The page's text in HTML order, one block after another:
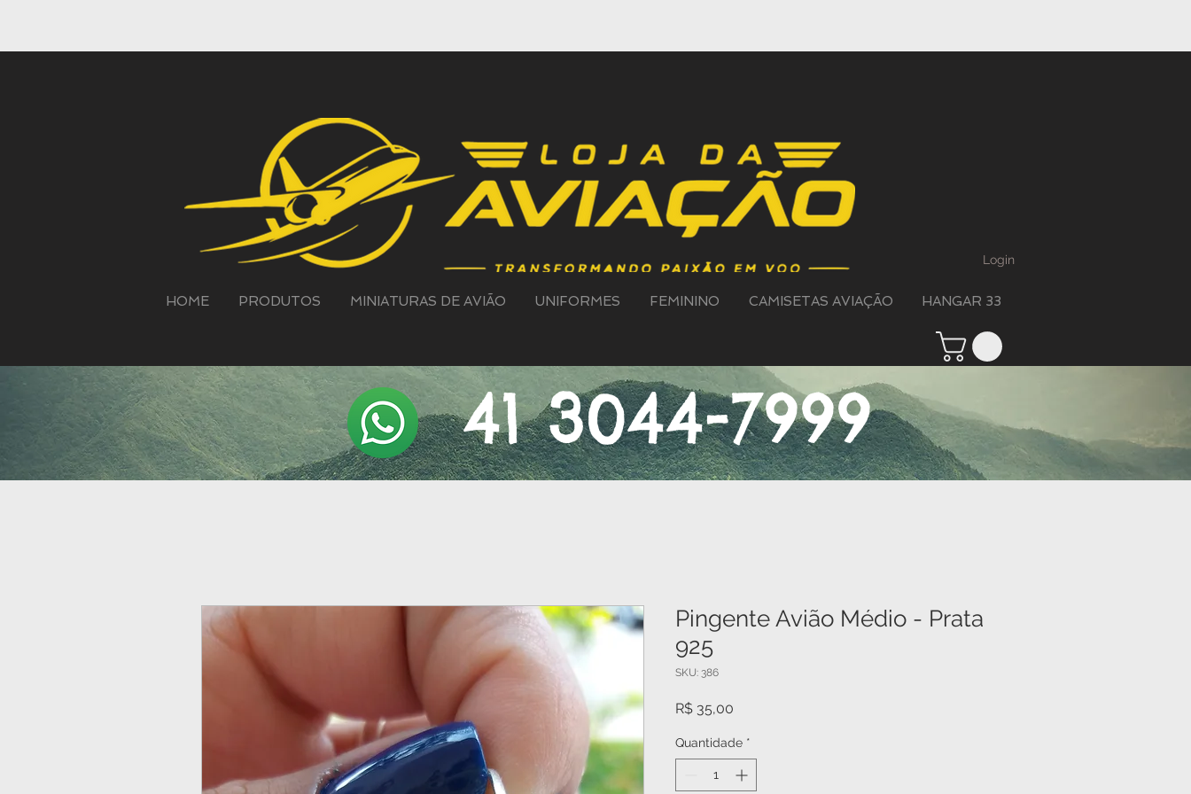
Login
HOME PRODUTOS MINIATURAS DE AVIÃO UNIFORMES FEMININO CAMISETAS AVIAÇÃO HANGAR 33
41 3044-7999
Pingente Avião Médio - Prata
925
SKU: 386
R$ 35,00
Quantidade *